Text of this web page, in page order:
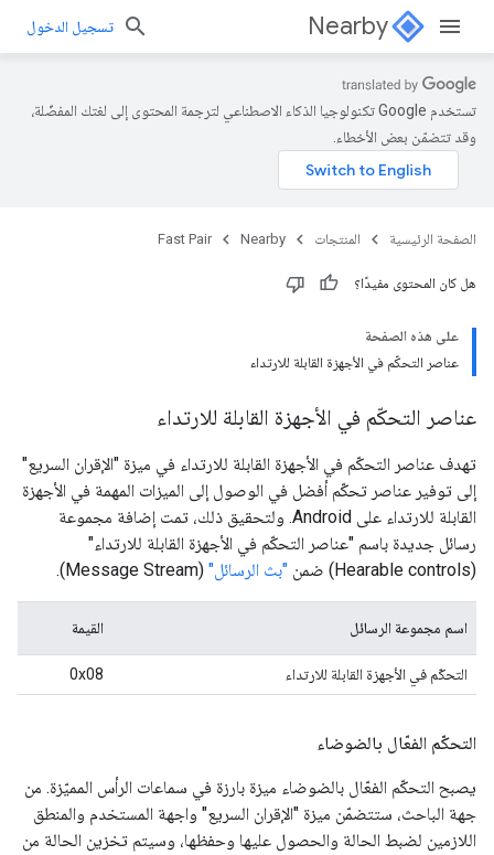
Nearby تسجيل الدخول
تستخدم Google تكنولوجيا الذكاء الاصطناعي لترجمة المحتوى إلى لغتك المفضّلة،
وقد تتضمّن بعض الأخطاء.
الصفحة الرئيسية المنتجات Nearby
Fast Pair
هل كان المحتوى مفيدًا؟
على هذه الصفحة
عناصر التحكّم في الأجهزة القابلة للارتداء
عناصر التحكّم في الأجهزة القابلة للارتداء
تهدف عناصر التحكّم في الأجهزة القابلة للارتداء في ميزة "الإقران السريع"
إلى توفير عناصر تحكّم أفضل في الوصول إلى الميزات المهمة في الأجهزة
القابلة للارتداء على Android. ولتحقيق ذلك، تمت إضافة مجموعة
رسائل جديدة باسم "عناصر التحكّم في الأجهزة القابلة للارتداء"
(Hearable controls) ضمن
"بث الرسائل" (Message Stream).
اسم مجموعة الرسائل القيمة
التحكّم في الأجهزة القابلة للارتداء 0x08
التحكّم الفعّال بالضوضاء
يصبح التحكّم الفعّال بالضوضاء ميزة بارزة في سماعات الرأس المميّزة. من
جهة الباحث، ستتضمّن ميزة "الإقران السريع" واجهة المستخدم والمنطق
اللازمين لضبط الحالة والحصول عليها وحفظها، وسيتم تخزين الحالة من